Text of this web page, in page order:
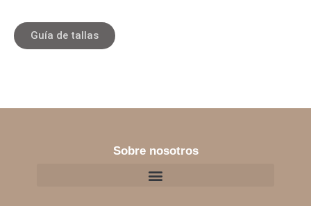
Guía de tallas
Sobre nosotros